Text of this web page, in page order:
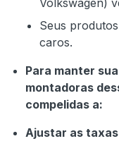
Volkswagen)
Seus
caros.
Para manter
montadoras
compelidas a:
Ajustar as